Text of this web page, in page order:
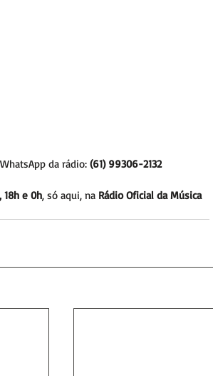
da rádio: (61) 99306-2132
18h e 0h, só aqui, na Rádio Oficial da Música